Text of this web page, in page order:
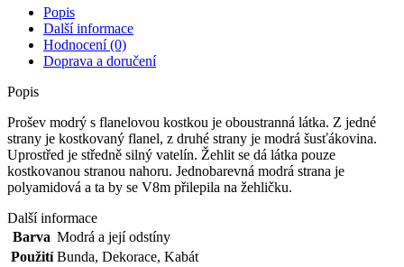
Popis
Další informace
Hodnocení (0)
Doprava a doručení
Popis
Prošev modrý s flanelovou kostkou je oboustranná látka. Z jedné
strany je kostkovaný flanel, z druhé strany je modrá šusťákovina.
Uprostřed je středně silný vatelín. Žehlit se dá látka pouze
kostkovanou stranou nahoru. Jednobarevná modrá strana je
polyamidová a ta by se V8m přilepila na žehličku.
Další informace
Barva Modrá a její odstíny
Použití Bunda, Dekorace, Kabát